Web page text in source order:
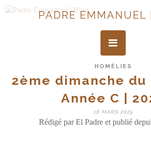
PADRE EMMANUEL
HOMÉLIES
2ème dimanche du
Année C |
16 MARS 2025
Rédigé par El Padre et publié